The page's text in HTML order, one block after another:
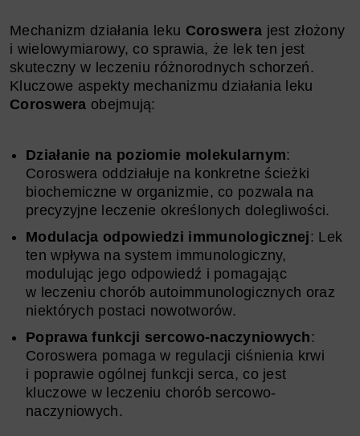
Mechanizm działania leku Coroswera jest złożony
i wielowymiarowy, co sprawia, że lek ten jest
skuteczny w leczeniu różnorodnych schorzeń.
Kluczowe aspekty mechanizmu działania leku
Coroswera obejmują:
Działanie na poziomie molekularnym:
Coroswera oddziałuje na konkretne ścieżki
biochemiczne w organizmie, co pozwala na
precyzyjne leczenie określonych dolegliwości.
Modulacja odpowiedzi immunologicznej: Lek
ten wpływa na system immunologiczny,
modulując jego odpowiedź i pomagając
w leczeniu chorób autoimmunologicznych oraz
niektórych postaci nowotworów.
Poprawa funkcji sercowo-naczyniowych:
Coroswera pomaga w regulacji ciśnienia krwi
i poprawie ogólnej funkcji serca, co jest
kluczowe w leczeniu chorób sercowo-
naczyniowych.